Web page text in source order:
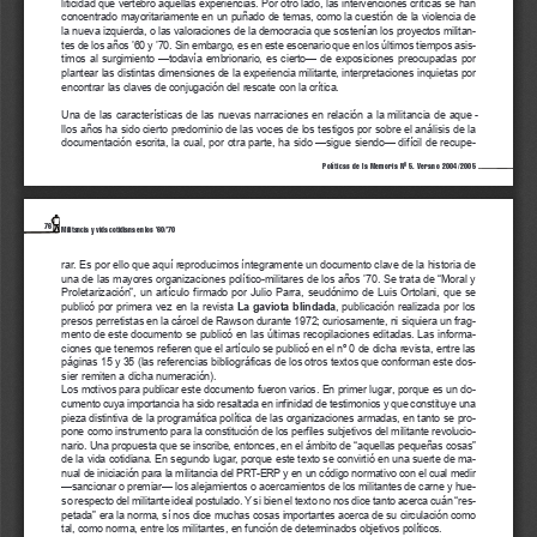
Políticas de la Memoria N0 5. Verano 2004/2005
con cen tra do ma yo ri ta ria men te en un pu ña do de te mas, co mo la cues tión de la vio len cia de
la nue va iz quier da, o las va lo ra cio nes de la de mo cra cia que sos te nían los pro yec tos mi li tan -
tes de los años ’60 y ’70. Sin em bar go, es en es te es ce na rio que en los úl ti mos tiem pos asis -
ti mos al sur gi mien to —to da vía em brio na rio, es cier to— de ex po si cio nes preo cu pa das por
plan tear las dis tin tas di men sio nes de la ex pe rien cia mi li tan te, in ter pre ta cio nes in quie tas por
en con trar las cla ves de con ju ga ción del res ca te con la crí ti ca.
Una de las ca rac te rís ti cas de las nue vas na rra cio nes en re la ción a la mi li tan cia de aque -
llos años ha si do cier to pre do mi nio de las vo ces de los tes ti gos por so bre el aná li sis de la
do cu men ta ción es cri ta, la cual, por otra par te, ha si do —si gue sien do— di fí cil de re cu pe -
Militancia y vida cotidiana en los ’60/’70
76
rar. Es por ello que aquí re pro du ci mos ín te gra men te un do cu men to cla ve de la his to ria de
una de las ma yo res or ga ni za cio nes po lí ti co-mi li ta res de los años ’70. Se tra ta de “Mo ral y
Pro le ta ri za ción”, un ar tí cu lo fir ma do por Ju lio Pa rra, seu dó ni mo de Luis Or to la ni, que se
pu bli có por pri me ra vez en la re vis ta La ga vio ta blin da da, pu bli ca ción rea li za da por los
pre sos pe rre tis tas en la cár cel de Raw son du ran te 1972; cu rio sa men te, ni si quie ra un frag -
men to de es te do cu men to se pu bli có en las úl ti mas re co pi la cio nes edi ta das. Las in for ma -
cio nes que te ne mos re fie ren que el ar tí cu lo se pu bli có en el nº 0 de di cha re vis ta, en tre las
pá gi nas 15 y 35 (las re fe ren cias bi blio grá fi cas de los otros tex tos que con for man es te dos -
sier re mi ten a di cha nu me ra ción).
Los mo ti vos pa ra pu bli car es te do cu men to fue ron va rios. En pri mer lu gar, por que es un do -
cu men to cu ya im por tan cia ha si do re sal ta da en in fi ni dad de tes ti mo nios y que cons ti tu ye una
pie za dis tin ti va de la pro gra má ti ca po lí ti ca de las or ga ni za cio nes ar ma das, en tan to se pro -
po ne co mo ins tru men to pa ra la cons ti tu ción de los per fi les sub je ti vos del mi li tan te re vo lu cio -
na rio. Una pro pues ta que se ins cri be, en ton ces, en el ám bi to de “aque llas pe que ñas co sas”
de la vi da co ti dia na. En se gun do lu gar, por que es te tex to se con vir tió en una suer te de ma -
nual de ini cia ción pa ra la mi li tan cia del PRT-ERP y en un có di go nor ma ti vo con el cual me dir
—san cio nar o pre miar— los ale ja mien tos o acer ca mien tos de los mi li tan tes de car ne y hue -
so res pec to del mi li tan te ideal pos tu la do. Y si bien el tex to no nos di ce tan to acer ca cuán “res -
pe ta da” era la nor ma, sí nos di ce mu chas co sas im por tan tes acer ca de su cir cu la ción co mo
tal, co mo nor ma, en tre los mi li tan tes, en fun ción de de ter mi na dos ob je ti vos po lí ti cos.